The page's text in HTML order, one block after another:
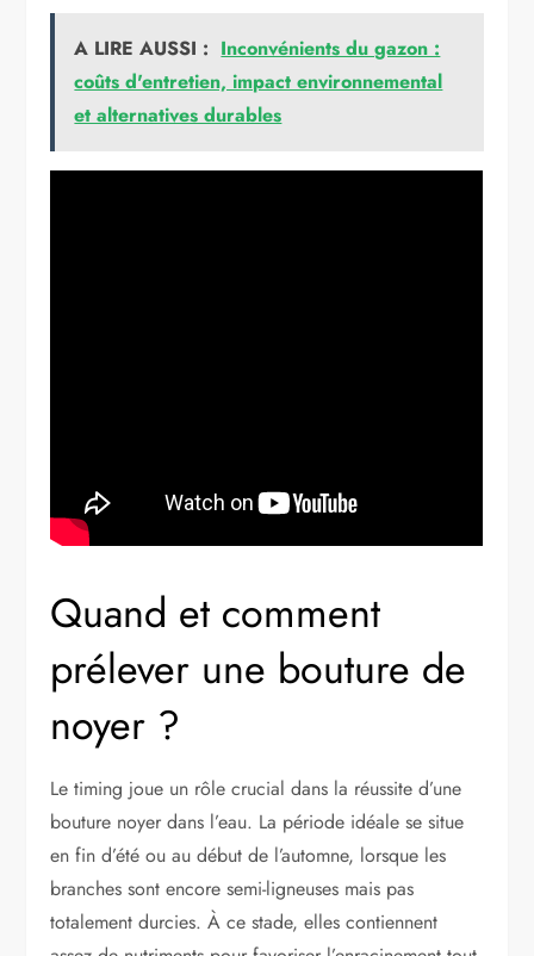
A LIRE AUSSI : Inconvénients du gazon :
coûts d'entretien, impact environnemental
et alternatives durables
Quand et comment
prélever une bouture de
noyer ?
Le timing joue un rôle crucial dans la réussite d’une
bouture noyer dans l’eau. La période idéale se situe
en fin d’été ou au début de l’automne, lorsque les
branches sont encore semi-ligneuses mais pas
totalement durcies. À ce stade, elles contiennent